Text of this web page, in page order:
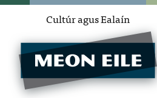
Cultúr agus Ealaín